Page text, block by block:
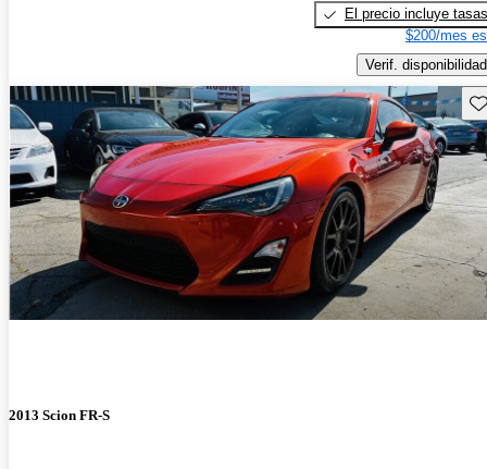
El precio incluye tasas
$200/mes
Verif. disponibilidad
2013 Scion FR-S